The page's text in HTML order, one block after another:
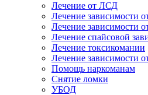
Лечение от ЛСД
Лечение зависимости
Лечение зависимости
Лечение спайсовой
Лечение токсикомании
Лечение зависимости
Помощь наркоманам
Снятие ломки
УБОД